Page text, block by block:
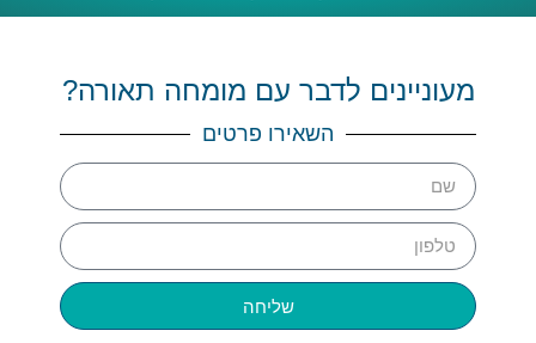
מעוניינים לדבר עם מומחה תאורה?
השאירו פרטים
שליחה